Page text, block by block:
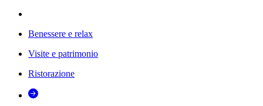
Benessere e relax
Visite e patrimonio
Ristorazione